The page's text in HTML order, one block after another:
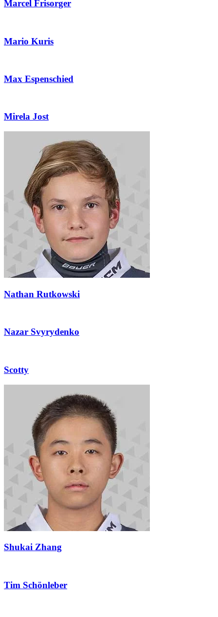
Marcel Frisorger
Mario Kuris
Max Espenschied
Mirela Jost
Nathan Rutkowski
Nazar Svyrydenko
Scotty
Shukai Zhang
Tim Schönleber